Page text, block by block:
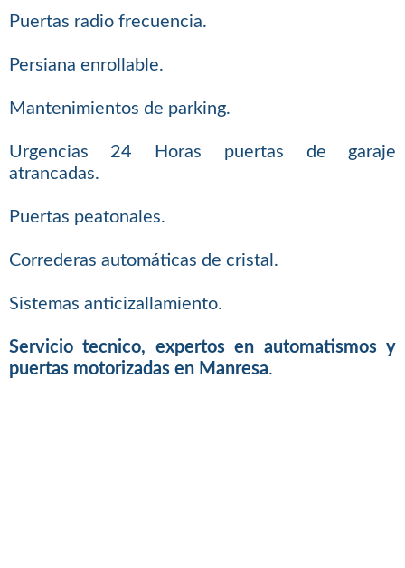
Puertas radio frecuencia.
Persiana enrollable.
Mantenimientos de parking.
Urgencias 24 Horas puertas de garaje
atrancadas.
Puertas peatonales.
Correderas automáticas de cristal.
Sistemas anticizallamiento.
Servicio tecnico, expertos en automatismos y
puertas motorizadas en Manresa.